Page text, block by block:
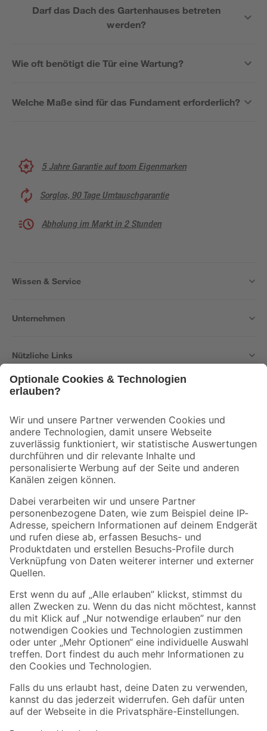
Darf das Dach des Gartenhauses betreten
werden?
Wie oft benötigt die Tür eine Wartung?
Welche Maße sind für das Fundament erforderlich?
5 Jahre Garantie auf toom Eigenmarken
Sorglos, 90 Tage Umtauschgarantie
Abholung im Markt in 2 Stunden
Wissen & Service
Unternehmen
Nützliche Links
Der toom Newsletter: Keine Angebote und Aktionen mehr verpassen!
Zur Newsletter Anmeldung
Folge uns
Zahlungsarten Versandarten
Sicher einkaufen
Jetzt die toom-App herunterladen
Alle Preisangaben in EUR inkl. gesetzl. MwSt.. Die dargestellten Angebote sind unter
Umständen nicht in allen Märkten verfügbar. Die angegebenen Verfügbarkeiten beziehen